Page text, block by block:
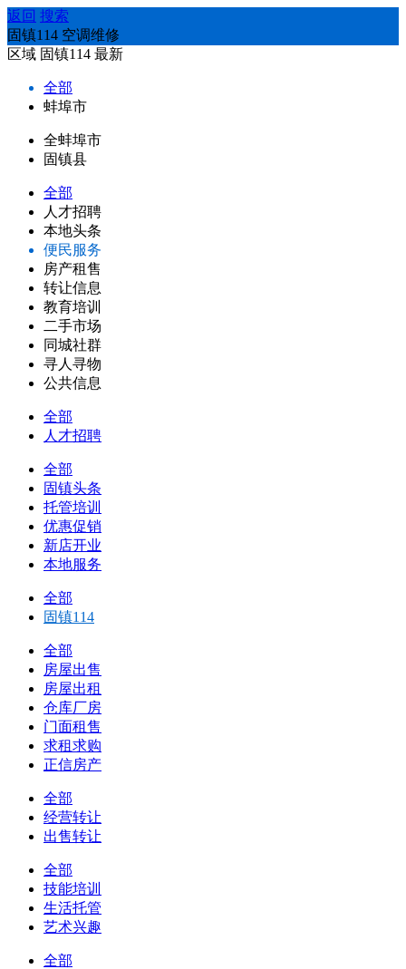
返回 搜索
固镇114 空调维修
区域 固镇114 最新
全部
蚌埠市
全蚌埠市
固镇县
全部
人才招聘
本地头条
便民服务
房产租售
转让信息
教育培训
二手市场
同城社群
寻人寻物
公共信息
全部
人才招聘
全部
固镇头条
托管培训
优惠促销
新店开业
本地服务
全部
固镇114
全部
房屋出售
房屋出租
仓库厂房
门面租售
求租求购
正信房产
全部
经营转让
出售转让
全部
技能培训
生活托管
艺术兴趣
全部